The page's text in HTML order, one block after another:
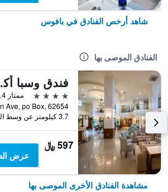
شاهد أرخص الفنادق في بافوس
الفنادق الموصى بها
4 نجوم
ممتاز 8.4
3.7 كيلومتر عن وسط المدينة
597 ﷼
عرض
مشاهدة الفنادق الأخرى الموصى بها